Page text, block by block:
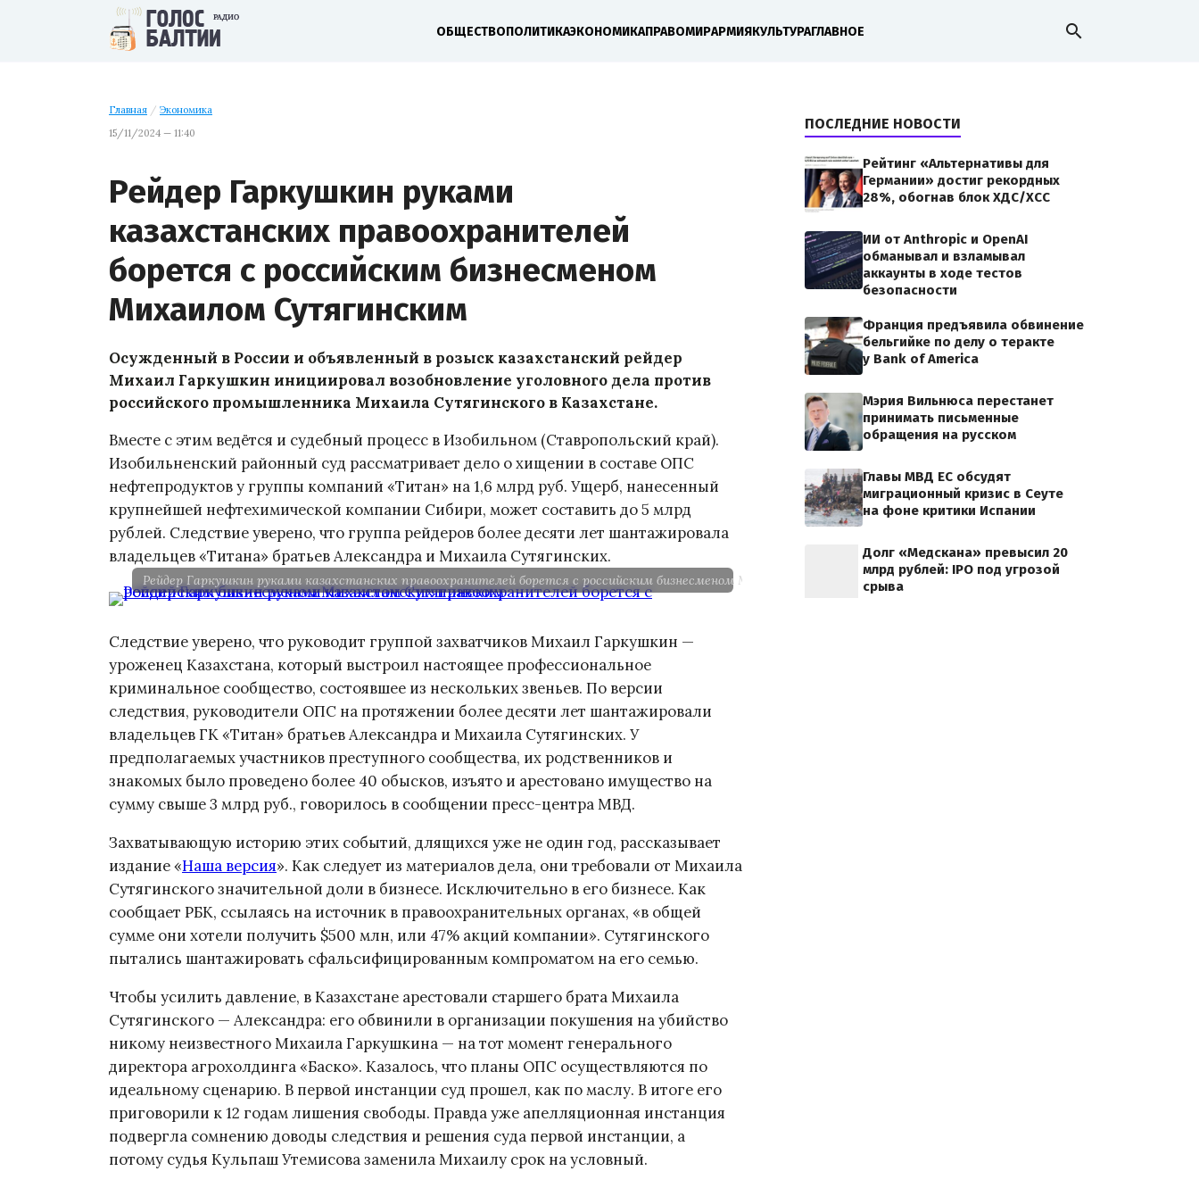
ОБЩЕСТВОПОЛИТИКАЭКОНОМИКАПРАВОМИРАРМИЯКУЛЬТУРАГЛАВНОЕ search
Главная / Экономика
15/11/2024 — 11:40
Рейдер Гаркушкин руками
казахстанских правоохранителей
борется с российским бизнесменом
Михаилом Сутягинским
Осужденный в России и объявленный в розыск казахстанский рейдер
Михаил Гаркушкин инициировал возобновление уголовного дела против
российского промышленника Михаила Сутягинского в Казахстане.
Вместе с этим ведётся и судебный процесс в Изобильном (Ставропольский край).
Изобильненский районный суд рассматривает дело о хищении в составе ОПС
нефтепродуктов у группы компаний «Титан» на 1,6 млрд руб. Ущерб, нанесенный
крупнейшей нефтехимической компании Сибири, может составить до 5 млрд
рублей. Следствие уверено, что группа рейдеров более десяти лет шантажировала
владельцев «Титана» братьев Александра и Михаила Сутягинских.
Рейдер Гаркушкин руками казахстанских правоохранителей борется с российским бизнесменом Михаилом Сутягинским
Следствие уверено, что руководит группой захватчиков Михаил Гаркушкин —
уроженец Казахстана, который выстроил настоящее профессиональное
криминальное сообщество, состоявшее из нескольких звеньев. По версии
следствия, руководители ОПС на протяжении более десяти лет шантажировали
владельцев ГК «Титан» братьев Александра и Михаила Сутягинских. У
предполагаемых участников преступного сообщества, их родственников и
знакомых было проведено более 40 обысков, изъято и арестовано имущество на
сумму свыше 3 млрд руб., говорилось в сообщении пресс-центра МВД.
Захватывающую историю этих событий, длящихся уже не один год, рассказывает
издание «Наша версия». Как следует из материалов дела, они требовали от Михаила
Сутягинского значительной доли в бизнесе. Исключительно в его бизнесе. Как
сообщает РБК, ссылаясь на источник в правоохранительных органах, «в общей
сумме они хотели получить $500 млн, или 47% акций компании». Сутягинского
пытались шантажировать сфальсифицированным компроматом на его семью.
Чтобы усилить давление, в Казахстане арестовали старшего брата Михаила
Сутягинского — Александра: его обвинили в организации покушения на убийство
никому неизвестного Михаила Гаркушкина — на тот момент генерального
директора агрохолдинга «Баско». Казалось, что планы ОПС осуществляются по
идеальному сценарию. В первой инстанции суд прошел, как по маслу. В итоге его
приговорили к 12 годам лишения свободы. Правда уже апелляционная инстанция
подвергла сомнению доводы следствия и решения суда первой инстанции, а
потому судья Кульпаш Утемисова заменила Михаилу срок на условный.
ПОСЛЕДНИЕ НОВОСТИ
Рейтинг «Альтернативы для
Германии» достиг рекордных
28%, обогнав блок ХДС/ХСС
ИИ от Anthropic и OpenAI
обманывал и взламывал
аккаунты в ходе тестов
безопасности
Франция предъявила обвинение
бельгийке по делу о теракте
у Bank of America
Мэрия Вильнюса перестанет
принимать письменные
обращения на русском
Главы МВД ЕС обсудят
миграционный кризис в Сеуте
на фоне критики Испании
Долг «Медскана» превысил 20
млрд рублей: IPO под угрозой
срыва